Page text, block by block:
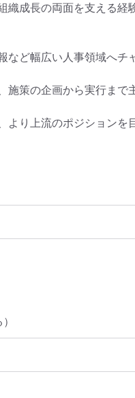
成長の両面を支える経
など幅広い人事領域へチ
施策の企画から実行まで
より上流のポジションを